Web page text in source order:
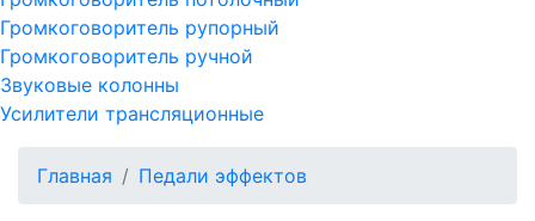
Громкоговоритель рупорный
Громкоговоритель ручной
Звуковые колонны
Усилители трансляционные
Главная Педали эффектов